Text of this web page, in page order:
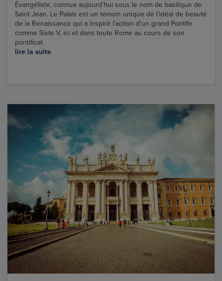
Évangéliste, connue aujourd’hui sous le nom de basilique de
Saint Jean. Le Palais est un témoin unique de l’idéal de beauté
de la Renaissance qui a inspiré l’action d’un grand Pontife
comme Sixte V, ici et dans toute Rome au cours de son
pontificat.
lire la suite